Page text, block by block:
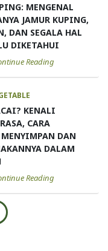
MENGENAL
JAMUR KUPING,
DAN SEGALA HAL
DIKETAHUI
Reading
KENALI
CARA
DAN
DALAM
Reading